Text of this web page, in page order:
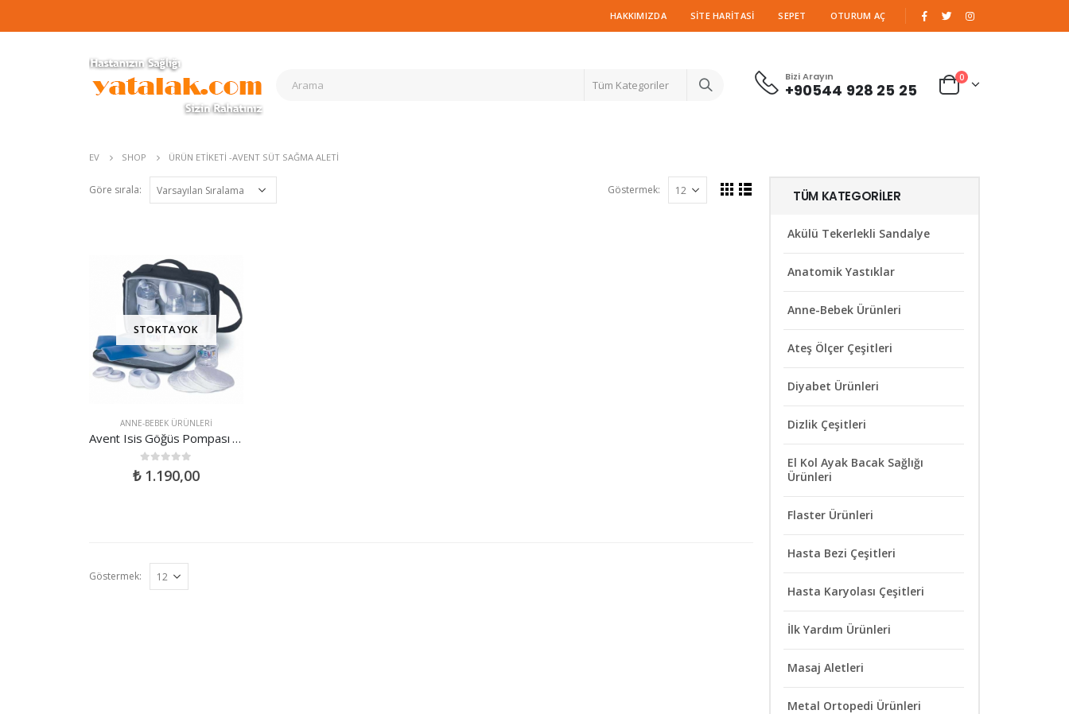
HAKKIMIZDA SITE HARITASI SEPET OTURUM AÇ
Tüm Kategoriler
Bizi Arayın
+90544 928 25 25
0
EV SHOP ÜRÜN ETIKETI -AVENT SÜT SAĞMA ALETI
Göre sırala: Göstermek:
STOKTA YOK
ANNE-BEBEK ÜRÜNLERI
Avent Isis Göğüs Pompası Çantalı Set
out of 5
₺1.190,00
Göstermek:
TÜM KATEGORILER
Akülü Tekerlekli Sandalye
Anatomik Yastıklar
Anne-Bebek Ürünleri
Ateş Ölçer Çeşitleri
Diyabet Ürünleri
Dizlik Çeşitleri
El Kol Ayak Bacak Sağlığı
Ürünleri
Flaster Ürünleri
Hasta Bezi Çeşitleri
Hasta Karyolası Çeşitleri
İlk Yardım Ürünleri
Masaj Aletleri
Metal Ortopedi Ürünleri